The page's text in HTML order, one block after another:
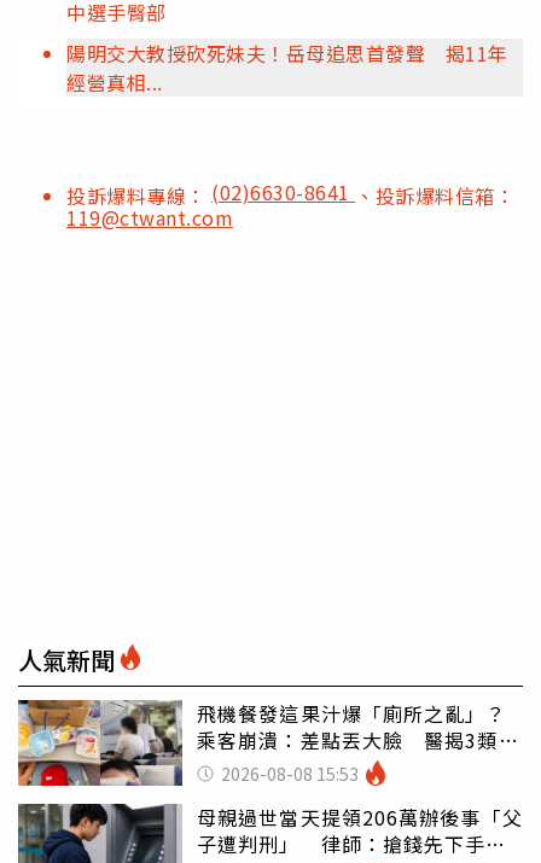
中選手臀部
陽明交大教授砍死妹夫！岳母追思首發聲 揭11年
經營真相...
投訴爆料專線： (02)6630-8641 、投訴爆料信箱：
119@ctwant.com
人氣新聞
飛機餐發這果汁爆「廁所之亂」？
乘客崩潰：差點丟大臉 醫揭3類人
別亂喝
2026-08-08 15:53
母親過世當天提領206萬辦後事「父
子遭判刑」 律師：搶錢先下手是